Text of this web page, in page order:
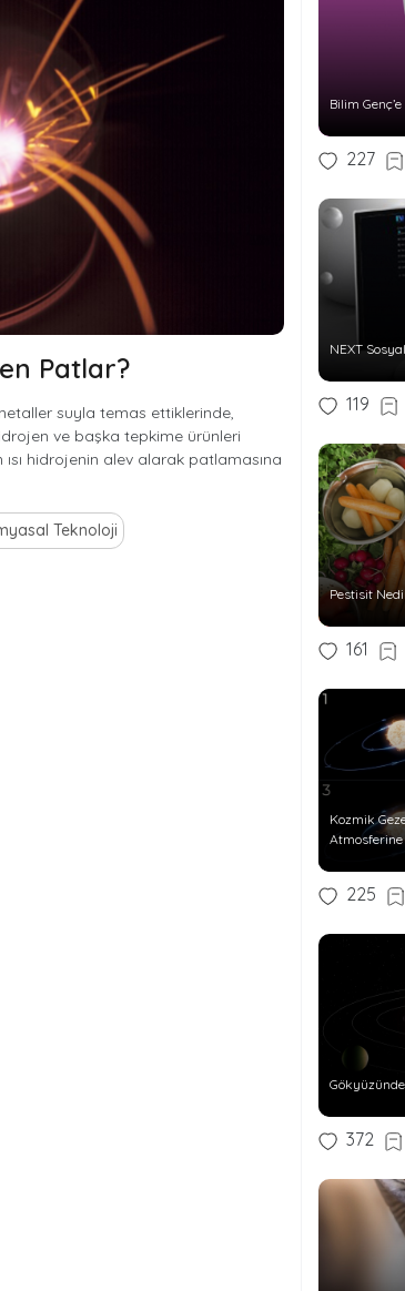
Patlar?
suyla temas ettiklerinde,
ve başka tepkime ürünleri
ısı hidrojenin alev alarak patlamasına
Teknoloji
Bilim
227
NEXT
119
Pestisit
161
Kozmik
Atmosferine
225
372